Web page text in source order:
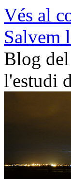
Vés al
Salvem
Blog
l'estudi